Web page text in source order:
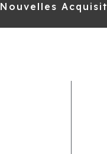
Nouvelles